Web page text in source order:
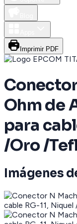
Imprimir PDF
Ohm de
para
/Oro /
Imágenes